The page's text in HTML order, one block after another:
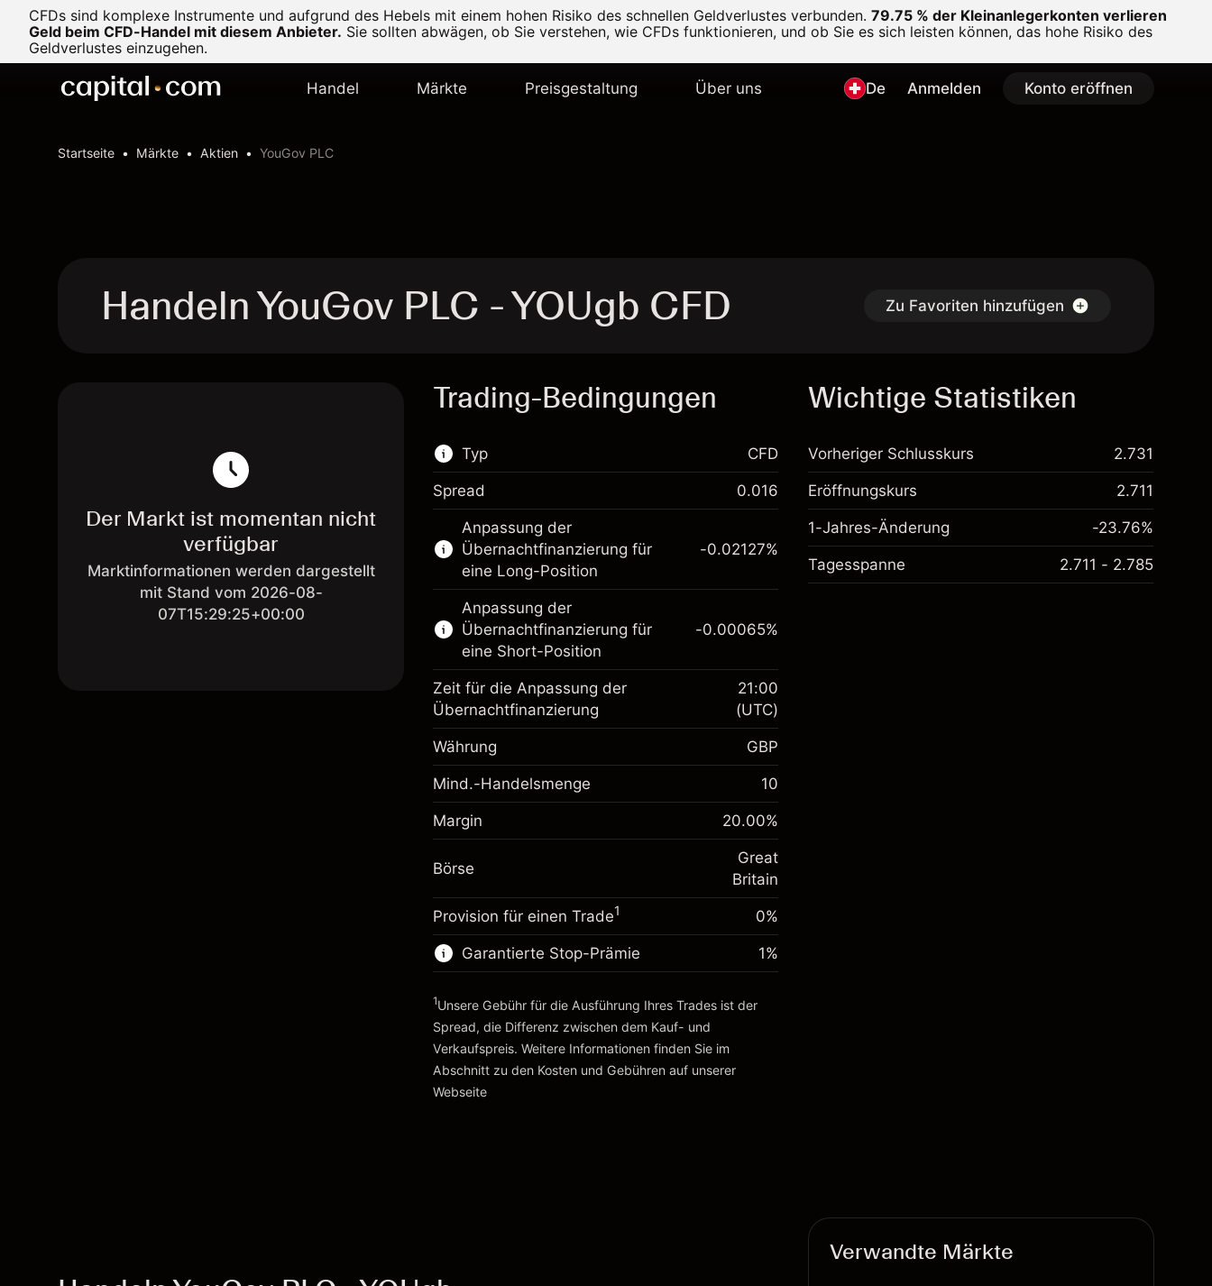
CFDs sind komplexe Instrumente und aufgrund des Hebels mit einem hohen Risiko des schnellen Geldverlustes verbunden. 79.75 % der Kleinanlegerkonten verlieren
Geld beim CFD-Handel mit diesem Anbieter. Sie sollten abwägen, ob Sie verstehen, wie CFDs funktionieren, und ob Sie es sich leisten können, das hohe Risiko des
Geldverlustes einzugehen.
Handel Märkte Preisgestaltung Über uns De Anmelden Konto eröffnen
Startseite Märkte Aktien YouGov PLC
Handeln YouGov PLC - YOUgb CFD Zu Favoriten hinzufügen
Der Markt ist momentan nicht
verfügbar
Marktinformationen werden dargestellt
mit Stand vom 2026-08-
07T15:29:25+00:00
Trading-Bedingungen
Typ
Dieser Finanzmarkt steht für das CFD-Trading
zur Verfügung.
Erfahren Sie mehr über:
CFDs
CFD
Spread 0.016
Anpassung der
Übernachtfinanzierung für
eine Long-Position
Margin. Ihre Investition
£1,000.00
Anpassung der
Übernachtfinanzierung
Gebühren aus fremdfinanzierten
Positionswert
-0.021271
Positionsgröße mit Hebelwirkung ~
£5,000.00
Geld aus Hebelwirkung ~ $£4,000.00
Zur Plattform
-0.02127%
Anpassung der
Übernachtfinanzierung für
eine Short-Position
Margin. Ihre Investition
£1,000.00
Gebühren aus fremdfinanzierten
Positionswert
-0.000647
(-£0.03)
Positionsgröße mit Hebelwirkung ~
£5,000.00
Geld aus Hebelwirkung ~ $£4,000.00
Zur Plattform
-0.00065%
Zeit für die Anpassung der
Übernachtfinanzierung
21:00
(UTC)
Währung GBP
Mind.-Handelsmenge 10
Margin 20.00%
Börse
Great
Britain
Provision für einen Trade1 0%
Garantierte Stop-Prämie
Kosten und Gebühren
1%
1Unsere Gebühr für die Ausführung Ihres Trades ist der
Spread, die Differenz zwischen dem Kauf- und
Verkaufspreis. Weitere Informationen finden Sie im
Abschnitt zu den Kosten und Gebühren auf unserer
Webseite
Wichtige Statistiken
Vorheriger Schlusskurs 2.731
Eröffnungskurs 2.711
1-Jahres-Änderung -23.76%
Tagesspanne 2.711 - 2.785
Verwandte Märkte